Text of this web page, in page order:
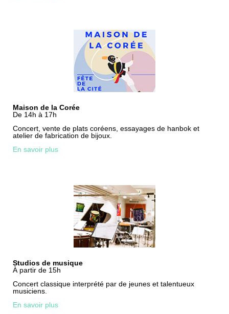
Maison de la Corée
De 14h à 17h
Concert, vente de plats coréens, essayages de hanbok et
atelier de fabrication de bijoux.
En savoir plus
Studios de musique
À partir de 15h
Concert classique interprété par de jeunes et talentueux
musiciens.
En savoir plus